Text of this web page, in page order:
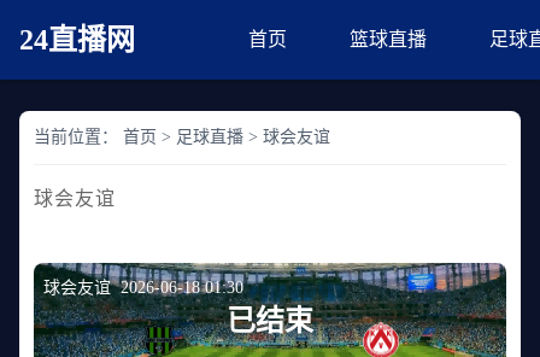
24直播网 首页 篮球直播 足球
当前位置： 首页 > 足球直播 > 球会友谊
球会友谊
球会友谊 2026-06-18 01:30
已结束